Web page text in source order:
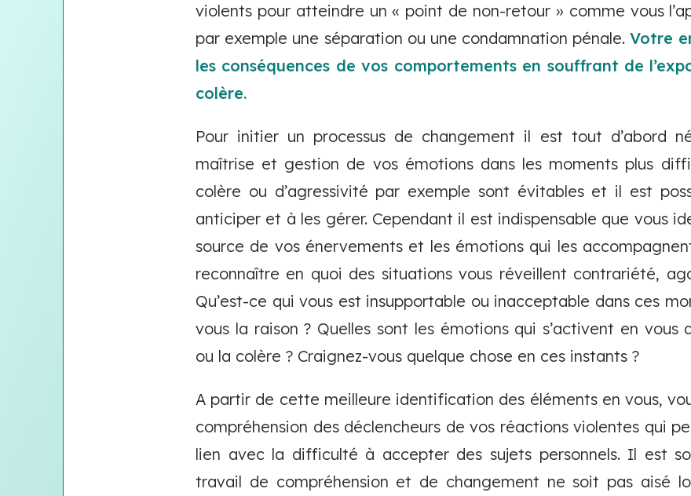
violents pour atteindre un « point de non-retour » comme vous
par exemple une séparation ou une condamnation pénale.Votre
les conséquences de vos comportements en souffrant de
colère.
Pour initier un processus de changement il est tout d’abord
maîtrise et gestion de vos émotions dans les moments plus
colère ou d’agressivité par exemple sont évitables et il est
anticiper et à les gérer. Cependant il est indispensable que vous
source de vos énervements et les émotions qui les
reconnaître en quoi des situations vous réveillent contrariété,
Qu’est-ce qui vous est insupportable ou inacceptable dans ces
vous la raison ? Quelles sont les émotions qui s’activent en vous
ou la colère ? Craignez-vous quelque chose en ces instants ?
A partir de cette meilleure identification des éléments en vous,
compréhension des déclencheurs de vos réactions violentes qui
lien avec la difficulté à accepter des sujets personnels. Il est
travail de compréhension et de changement ne soit pas aisé